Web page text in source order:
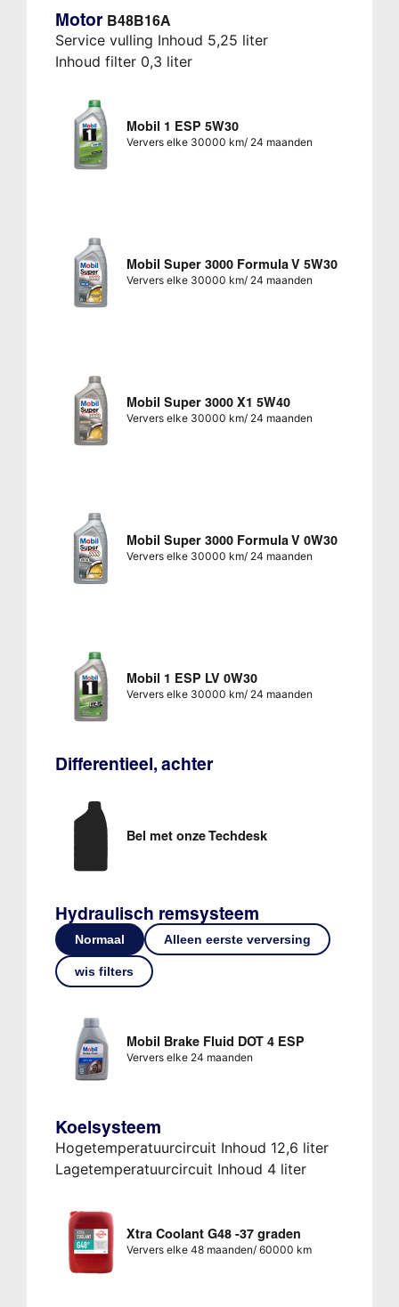
Motor B48B16A
Service vulling Inhoud 5,25 liter
Inhoud filter 0,3 liter
Mobil 1 ESP 5W30
Ververs elke 30000 km/ 24 maanden
Mobil Super 3000 Formula V 5W30
Ververs elke 30000 km/ 24 maanden
Mobil Super 3000 X1 5W40
Ververs elke 30000 km/ 24 maanden
Mobil Super 3000 Formula V 0W30
Ververs elke 30000 km/ 24 maanden
Mobil 1 ESP LV 0W30
Ververs elke 30000 km/ 24 maanden
Differentieel, achter
Bel met onze Techdesk
Hydraulisch remsysteem
Normaal Alleen eerste verversing
wis filters
Mobil Brake Fluid DOT 4 ESP
Ververs elke 24 maanden
Koelsysteem
Hogetemperatuurcircuit Inhoud 12,6 liter
Lagetemperatuurcircuit Inhoud 4 liter
Xtra Coolant G48 -37 graden
Ververs elke 48 maanden/ 60000 km